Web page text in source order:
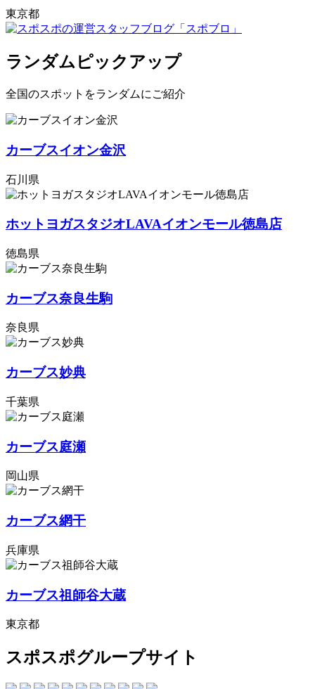
東京都
ランダムピックアップ
全国のスポットをランダムにご紹介
カーブスイオン金沢
石川県
ホットヨガスタジオLAVAイオンモール徳島店
徳島県
カーブス奈良生駒
奈良県
カーブス妙典
千葉県
カーブス庭瀬
岡山県
カーブス網干
兵庫県
カーブス祖師谷大蔵
東京都
スポスポグループサイト